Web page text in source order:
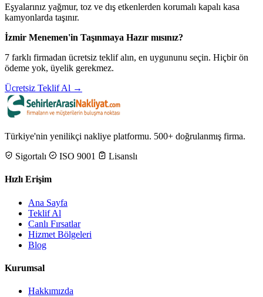
Eşyalarınız yağmur, toz ve dış etkenlerden korumalı kapalı kasa
kamyonlarda taşınır.
İzmir Menemen'in Taşınmaya Hazır mısınız?
7 farklı firmadan ücretsiz teklif alın, en uygununu seçin. Hiçbir ön
ödeme yok, üyelik gerekmez.
Ücretsiz Teklif Al →
Türkiye'nin yenilikçi nakliye platformu. 500+ doğrulanmış firma.
Sigortalı
ISO 9001 Lisanslı
Hızlı Erişim
Ana Sayfa
Teklif Al
Canlı Fırsatlar
Hizmet Bölgeleri
Blog
Kurumsal
Hakkımızda